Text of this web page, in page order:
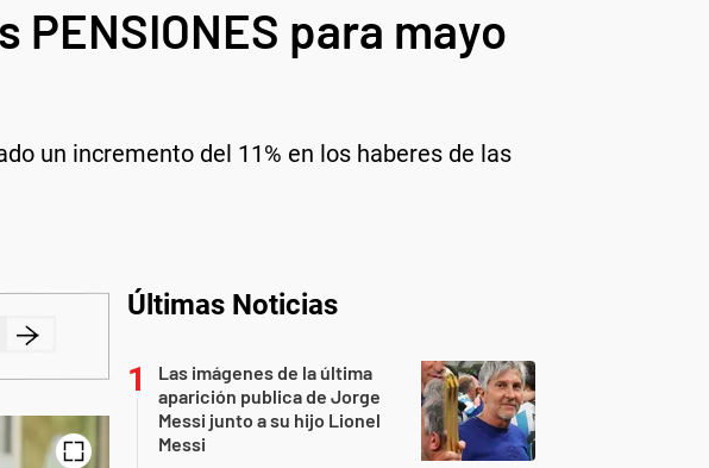
PENSIONES para mayo
un incremento del 11% en los haberes de las
Últimas Noticias
Las imágenes de la última
aparición publica de Jorge
Messi junto a su hijo Lionel
Messi